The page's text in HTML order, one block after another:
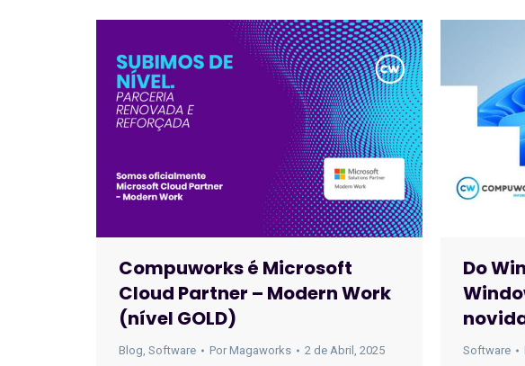
Compuworks é Microsoft
Cloud Partner – Modern Work
(nível GOLD)
Blog, Software Por Magaworks 2 de Abril, 2025
Do
Software